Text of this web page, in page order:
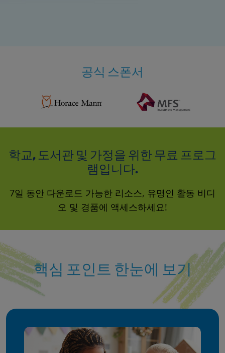
공식 스폰서
학교, 도서관 및 가정을 위한 무료 프로그
램입니다.
7일 동안 다운로드 가능한 리소스, 유명인 활동 비디
오 및 경품에 액세스하세요!
핵심 포인트 한눈에 보기